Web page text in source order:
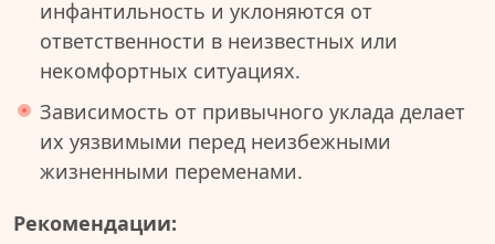
инфантильность и уклоняются от
ответственности в неизвестных или
некомфортных ситуациях.
Зависимость от привычного уклада делает
их уязвимыми перед неизбежными
жизненными переменами.
Рекомендации: